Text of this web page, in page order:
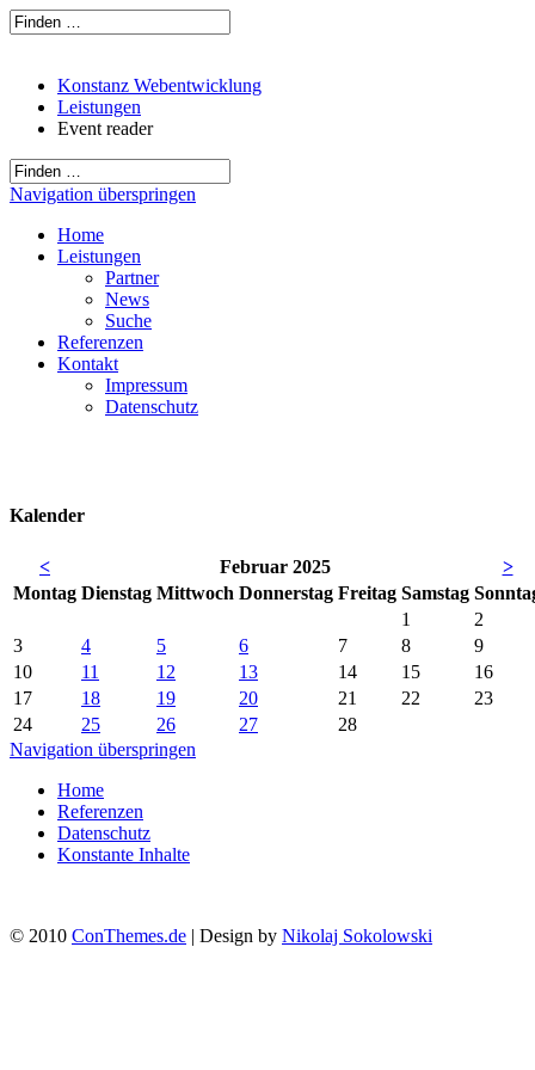
Konstanz Webentwicklung
Leistungen
Event reader
Navigation überspringen
Home
Leistungen
Partner
News
Suche
Referenzen
Kontakt
Impressum
Datenschutz
Kalender
< Februar 2025
>
Montag Dienstag Mittwoch Donnerstag Freitag Samstag So
1
2
3
4 5 6 7 8
9
10
11 12 13 14 15
16
17
18 19 20 21 22
23
24
25 26 27
28
Navigation überspringen
Home
Referenzen
Datenschutz
Konstante Inhalte
© 2010 ConThemes.de | Design by Nikolaj Sokolowski